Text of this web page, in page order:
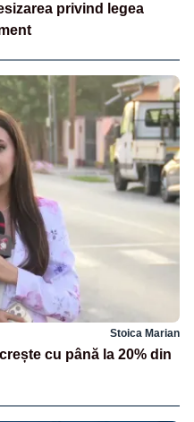
privind legea
Stoica Marian
cu până la 20% din